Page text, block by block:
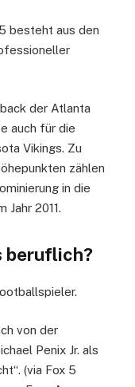
besteht aus den
der Atlanta
auch für die
Vikings. Zu
zählen
in die
2011.
beruflich?
von der
Penix Jr. als
(via Fox 5